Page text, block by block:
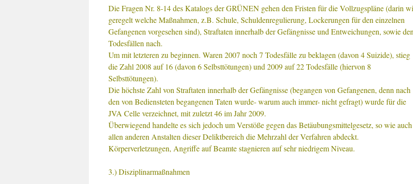
Die Fragen Nr. 8-14 des Katalogs der GRÜNEN gehen den Fristen für die Vollzugspläne (darin
geregelt welche Maßnahmen, z.B. Schule, Schuldenregulierung, Lockerungen für den einzelnen
Gefangenen vorgesehen sind), Straftaten innerhalb der Gefängnisse und Entweichungen, sowie den
Todesfällen nach.
Um mit letzteren zu beginnen. Waren 2007 noch 7 Todesfälle zu beklagen (davon 4 Suizide), stieg
die Zahl 2008 auf 16 (davon 6 Selbsttötungen) und 2009 auf 22 Todesfälle (hiervon 8
Selbsttötungen).
Die höchste Zahl von Straftaten innerhalb der Gefängnisse (begangen von Gefangenen, denn nach
den von Bediensteten begangenen Taten wurde- warum auch immer- nicht gefragt) wurde für die
JVA Celle verzeichnet, mit zuletzt 46 im Jahr 2009.
Überwiegend handelte es sich jedoch um Verstöße gegen das Betäubungsmittelgesetz, so wie
allen anderen Anstalten dieser Deliktbereich die Mehrzahl der Verfahren abdeckt.
Körperverletzungen, Angriffe auf Beamte stagnieren auf sehr niedrigem Niveau.
3.) Disziplinarmaßnahmen